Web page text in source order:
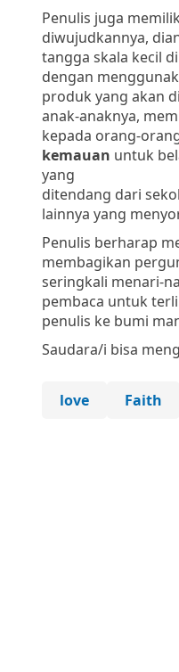
Penulis juga
diwujudkannya,
tangga skala kecil
dengan
produk yang akan
anak-anaknya,
kepada orang-
kemauan untuk
yang
ditendang dari
lainnya yang
Penulis berharap
membagikan
seringkali menari-
pembaca untuk
penulis ke bumi
Saudara/i bisa
love Faith